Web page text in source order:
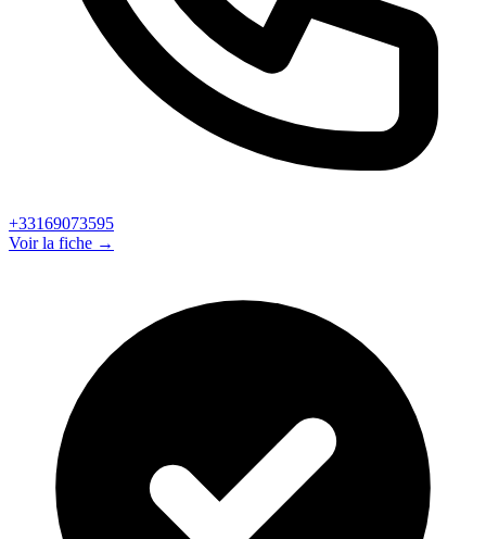
+33169073595
Voir la fiche →